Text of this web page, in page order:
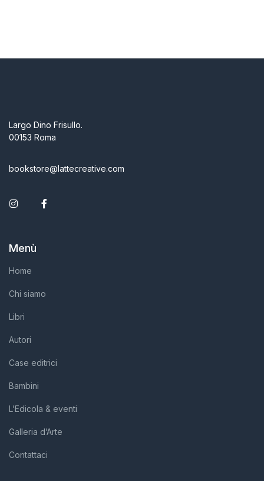
Largo Dino Frisullo.
00153 Roma
bookstore@lattecreative.com
Instagram
Menù
Home
Chi siamo
Libri
Autori
Case editrici
Bambini
L’Edicola & eventi
Galleria d’Arte
Contattaci